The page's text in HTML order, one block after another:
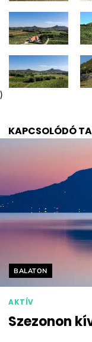
)
KAPCSOLÓDÓ
Helyszín címkék:
BALATON
AKTÍV
Szezonon